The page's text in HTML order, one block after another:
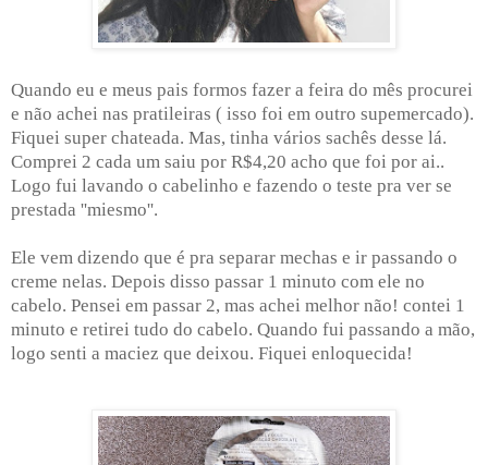
Quando eu e meus pais formos fazer a feira do mês procurei
e não achei nas pratileiras ( isso foi em outro supemercado).
Fiquei super chateada. Mas, tinha vários sachês desse lá.
Comprei 2 cada um saiu por R$4,20 acho que foi por ai..
Logo fui lavando o cabelinho e fazendo o teste pra ver se
prestada ''miesmo''.
Ele vem dizendo que é pra separar mechas e ir passando o
creme nelas. Depois disso passar 1 minuto com ele no
cabelo. Pensei em passar 2, mas achei melhor não! contei 1
minuto e retirei tudo do cabelo. Quando fui passando a mão,
logo senti a maciez que deixou. Fiquei enloquecida!